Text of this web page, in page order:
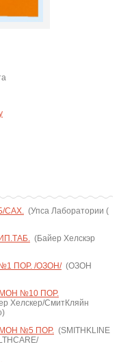
САХ.(Упса Лаборатории (
(Байер Хелскэр
ПОР. /ОЗОН/(ОЗОН
№10 ПОР.
Хелскер/СмитКляйн
№5 ПОР.(SMITHKLINE